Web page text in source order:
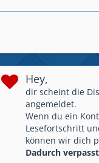
Hey,
dir scheint die
angemeldet.
Wenn du ein
Lesefortschritt
können wir dich
Dadurch